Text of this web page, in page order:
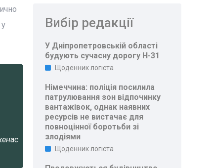
Вибір редакції
У Дніпропетровській області
будують сучасну дорогу Н-31
Щоденник логіста
Німеччина: поліція посилила
патрулювання зон відпочинку
вантажівок, однак наявних
ресурсів не вистачає для
повноцінної боротьби зі
злодіями
Щоденник логіста